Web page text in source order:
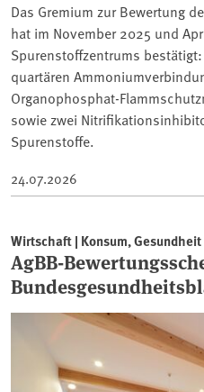
Das Gremium zur Bewertung
hat im November 2025 und
Spurenstoffzentrums
quartären
Organophosphat-
sowie zwei
Spurenstoffe.
24.07.2026
Wirtschaft | Konsum, Gesundheit
AgBB-